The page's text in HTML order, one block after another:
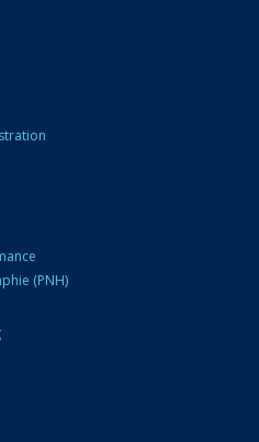
(PNH)